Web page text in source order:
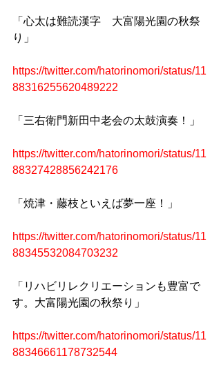
「心太は難読漢字　大富陽光園の秋祭
り」
https://twitter.com/hatorinomori/status/11
88316255620489222
「三右衛門新田中老会の太鼓演奏！」
https://twitter.com/hatorinomori/status/11
88327428856242176
「焼津・藤枝といえば夢一座！」
https://twitter.com/hatorinomori/status/11
88345532084703232
「リハビリレクリエーションも豊富で
す。大富陽光園の秋祭り」
https://twitter.com/hatorinomori/status/11
88346661178732544